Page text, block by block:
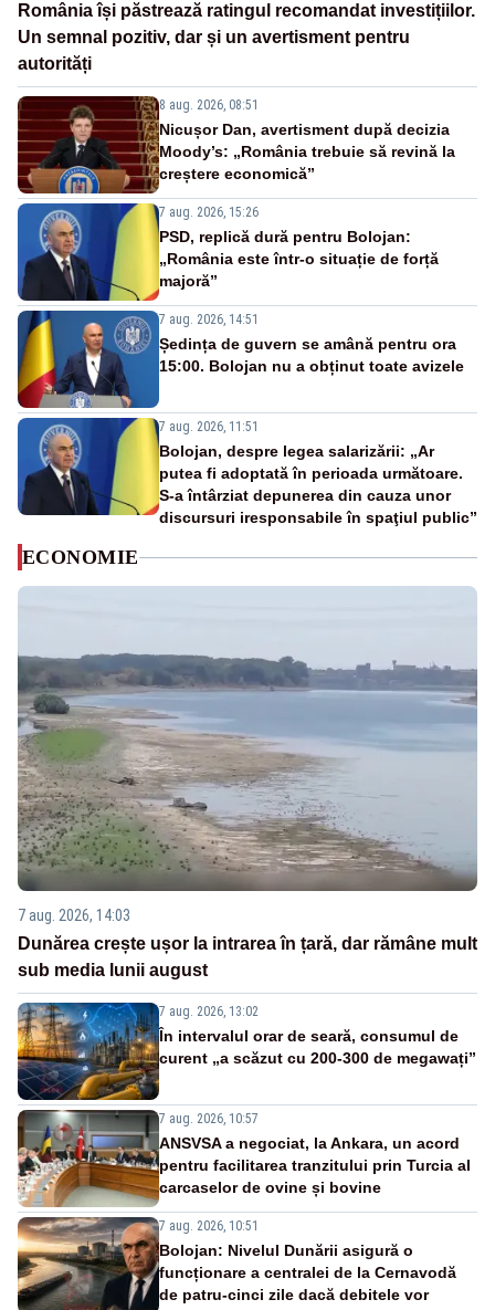
România își păstrează ratingul recomandat investițiilor.
Un semnal pozitiv, dar și un avertisment pentru
autorități
8 aug. 2026, 08:51
Nicușor Dan, avertisment după decizia
Moody’s: „România trebuie să revină la
creștere economică”
7 aug. 2026, 15:26
PSD, replică dură pentru Bolojan:
„România este într-o situație de forță
majoră”
7 aug. 2026, 14:51
Ședința de guvern se amână pentru ora
15:00. Bolojan nu a obținut toate avizele
7 aug. 2026, 11:51
Bolojan, despre legea salarizării: „Ar
putea fi adoptată în perioada următoare.
S-a întârziat depunerea din cauza unor
discursuri iresponsabile în spaţiul public”
ECONOMIE
7 aug. 2026, 14:03
Dunărea crește ușor la intrarea în țară, dar rămâne mult
sub media lunii august
7 aug. 2026, 13:02
În intervalul orar de seară, consumul de
curent „a scăzut cu 200-300 de megawați”
7 aug. 2026, 10:57
ANSVSA a negociat, la Ankara, un acord
pentru facilitarea tranzitului prin Turcia al
carcaselor de ovine și bovine
7 aug. 2026, 10:51
Bolojan: Nivelul Dunării asigură o
funcționare a centralei de la Cernavodă
de patru-cinci zile dacă debitele vor